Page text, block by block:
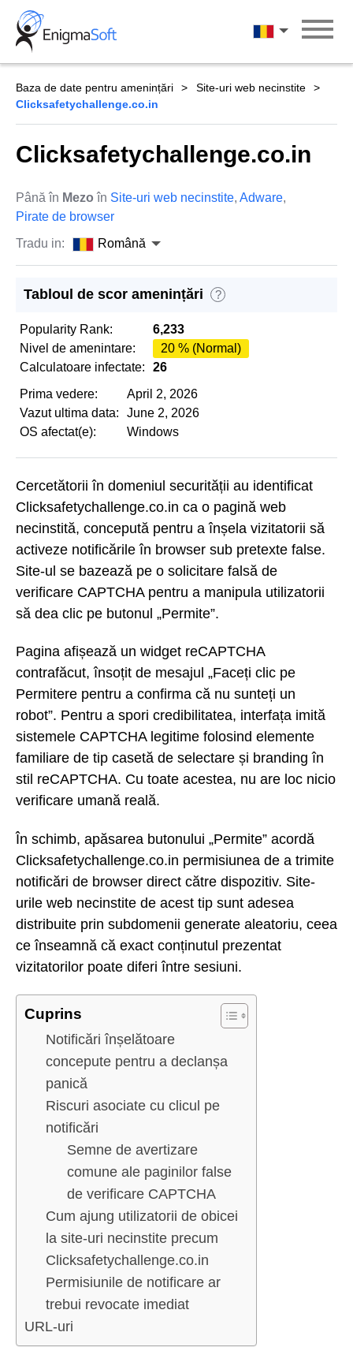
Skip
content
Română
Baza de date pentru amenințări
Site-uri web necinstite
Clicksafetychallenge.co.in
Clicksafetychallenge.co.in
Până în Mezo în Site-uri web necinstite, Adware,
Pirate de browser
Tradu in:
Română
Tabloul de scor amenințări ?
Popularity Rank:
6,233
Nivel de amenintare:
20 % (Normal)
Calculatoare infectate:
26
Prima vedere:
April 2, 2026
Vazut ultima data:
June 2, 2026
OS afectat(e):
Windows
Cercetătorii în domeniul securității au identificat
Clicksafetychallenge.co.in ca o pagină web
necinstită, concepută pentru a înșela vizitatorii să
activeze notificările în browser sub pretexte false.
Site-ul se bazează pe o solicitare falsă de
verificare CAPTCHA pentru a manipula utilizatorii
să dea clic pe butonul „Permite”.
Pagina afișează un widget reCAPTCHA
contrafăcut, însoțit de mesajul „Faceți clic pe
Permitere pentru a confirma că nu sunteți un
robot”. Pentru a spori credibilitatea, interfața imită
sistemele CAPTCHA legitime folosind elemente
familiare de tip casetă de selectare și branding în
stil reCAPTCHA. Cu toate acestea, nu are loc nicio
verificare umană reală.
În schimb, apăsarea butonului „Permite” acordă
Clicksafetychallenge.co.in permisiunea de a trimite
notificări de browser direct către dispozitiv. Site-
urile web necinstite de acest tip sunt adesea
distribuite prin subdomenii generate aleatoriu, ceea
ce înseamnă că exact conținutul prezentat
vizitatorilor poate diferi între sesiuni.
Cuprins
Notificări înșelătoare
concepute pentru a declanșa
panică
Riscuri asociate cu clicul pe
notificări
Semne de avertizare
comune ale paginilor false
de verificare CAPTCHA
Cum ajung utilizatorii de obicei
la site-uri necinstite precum
Clicksafetychallenge.co.in
Permisiunile de notificare ar
trebui revocate imediat
URL-uri